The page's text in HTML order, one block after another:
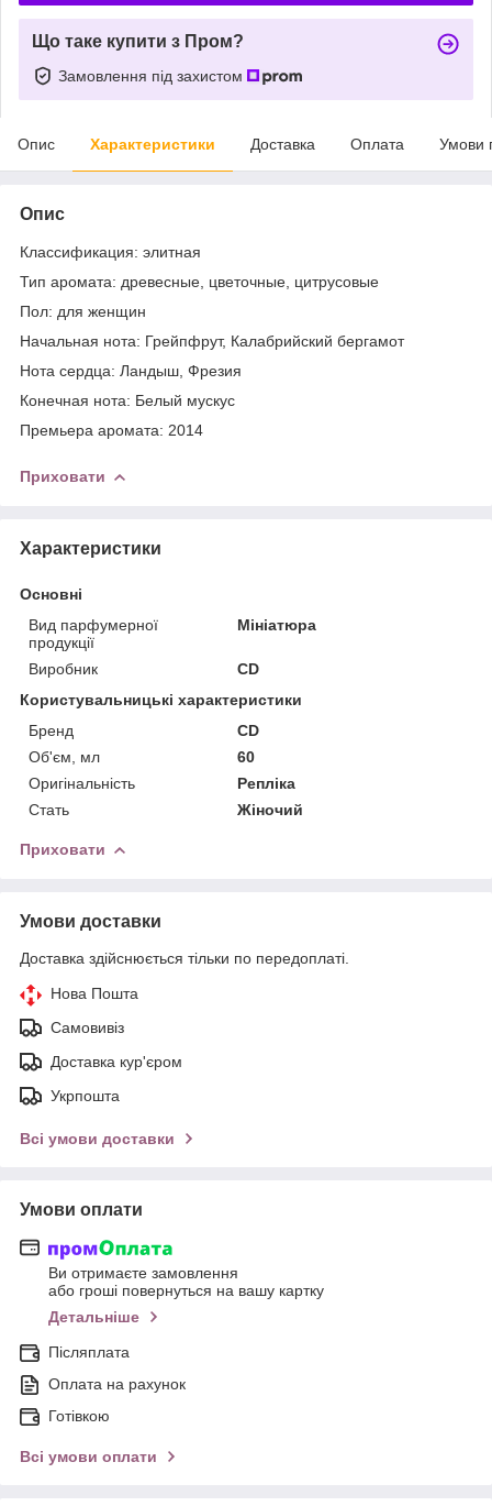
Що таке купити з Пром?
Замовлення під захистом
Опис Характеристики Доставка Оплата Умови
Опис
Классификация: элитная
Тип аромата: древесные, цветочные, цитрусовые
Пол: для женщин
Начальная нота: Грейпфрут, Калабрийский бергамот
Нота сердца: Ландыш, Фрезия
Конечная нота: Белый мускус
Премьера аромата: 2014
Приховати
Характеристики
Основні
Вид парфумерної
продукції
Мініатюра
Виробник
CD
Користувальницькі характеристики
Бренд
CD
Об'єм, мл
60
Оригінальність
Репліка
Стать
Жіночий
Приховати
Умови доставки
Доставка здійснюється тільки по передоплаті.
Нова Пошта
Самовивіз
Доставка кур'єром
Укрпошта
Всі умови доставки
Умови оплати
Ви отримаєте замовлення
або гроші повернуться на вашу картку
Детальніше
Післяплата
Оплата на рахунок
Готівкою
Всі умови оплати